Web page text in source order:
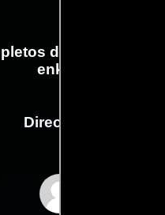
de la película
enkeli
Dirección